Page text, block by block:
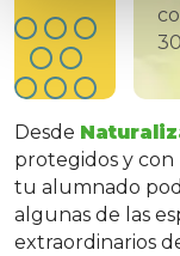
Desde
protegidos y
tu alumnado
algunas de las
extraordinarios